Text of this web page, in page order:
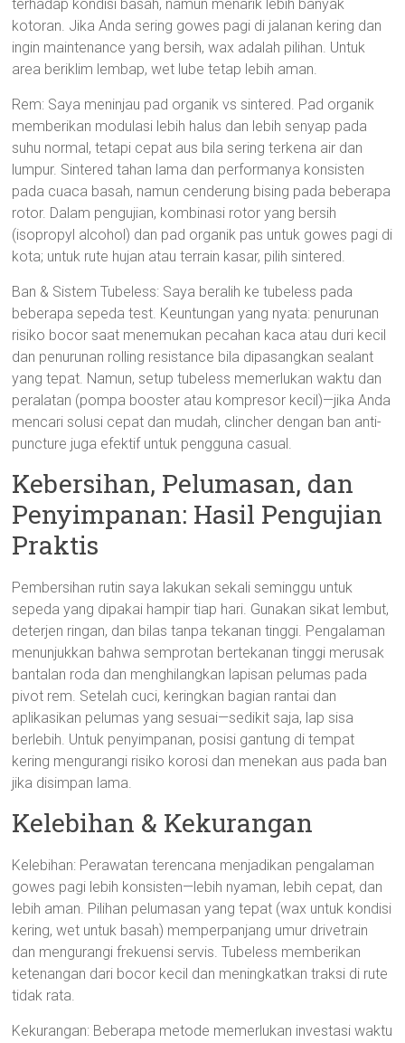
terhadap kondisi basah, namun menarik lebih banyak
kotoran. Jika Anda sering gowes pagi di jalanan kering dan
ingin maintenance yang bersih, wax adalah pilihan. Untuk
area beriklim lembap, wet lube tetap lebih aman.
Rem: Saya meninjau pad organik vs sintered. Pad organik
memberikan modulasi lebih halus dan lebih senyap pada
suhu normal, tetapi cepat aus bila sering terkena air dan
lumpur. Sintered tahan lama dan performanya konsisten
pada cuaca basah, namun cenderung bising pada beberapa
rotor. Dalam pengujian, kombinasi rotor yang bersih
(isopropyl alcohol) dan pad organik pas untuk gowes pagi di
kota; untuk rute hujan atau terrain kasar, pilih sintered.
Ban & Sistem Tubeless: Saya beralih ke tubeless pada
beberapa sepeda test. Keuntungan yang nyata: penurunan
risiko bocor saat menemukan pecahan kaca atau duri kecil
dan penurunan rolling resistance bila dipasangkan sealant
yang tepat. Namun, setup tubeless memerlukan waktu dan
peralatan (pompa booster atau kompresor kecil)—jika Anda
mencari solusi cepat dan mudah, clincher dengan ban anti-
puncture juga efektif untuk pengguna casual.
Kebersihan, Pelumasan, dan
Penyimpanan: Hasil Pengujian
Praktis
Pembersihan rutin saya lakukan sekali seminggu untuk
sepeda yang dipakai hampir tiap hari. Gunakan sikat lembut,
deterjen ringan, dan bilas tanpa tekanan tinggi. Pengalaman
menunjukkan bahwa semprotan bertekanan tinggi merusak
bantalan roda dan menghilangkan lapisan pelumas pada
pivot rem. Setelah cuci, keringkan bagian rantai dan
aplikasikan pelumas yang sesuai—sedikit saja, lap sisa
berlebih. Untuk penyimpanan, posisi gantung di tempat
kering mengurangi risiko korosi dan menekan aus pada ban
jika disimpan lama.
Kelebihan & Kekurangan
Kelebihan: Perawatan terencana menjadikan pengalaman
gowes pagi lebih konsisten—lebih nyaman, lebih cepat, dan
lebih aman. Pilihan pelumasan yang tepat (wax untuk kondisi
kering, wet untuk basah) memperpanjang umur drivetrain
dan mengurangi frekuensi servis. Tubeless memberikan
ketenangan dari bocor kecil dan meningkatkan traksi di rute
tidak rata.
Kekurangan: Beberapa metode memerlukan investasi waktu